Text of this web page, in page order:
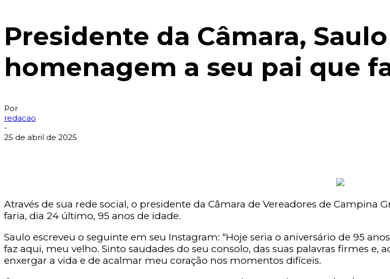
Presidente da Câmara,
homenagem a seu pai que
Por
redacao
-
25 de abril de 2025
Através de sua rede social, o presidente da Câmara de Vereadores de Campina
faria, dia 24 último, 95 anos de idade.
Saulo escreveu o seguinte em seu Instagram: “Hoje seria o aniversário de 95
faz aqui, meu velho. Sinto saudades do seu consolo, das suas palavras firmes
enxergar a vida e de acalmar meu coração nos momentos difíceis.